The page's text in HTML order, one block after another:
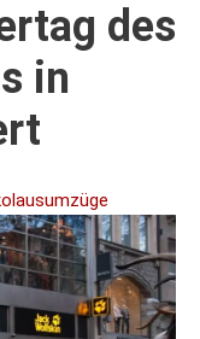
des
in